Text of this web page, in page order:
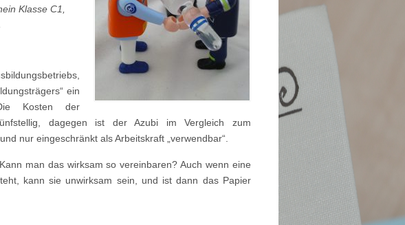
Klasse C1,
ein
Kosten der
dagegen ist der Azubi im Vergleich zum
nur eingeschränkt als Arbeitskraft „verwendbar“.
man das wirksam so vereinbaren? Auch wenn eine
kann sie unwirksam sein, und ist dann das Papier